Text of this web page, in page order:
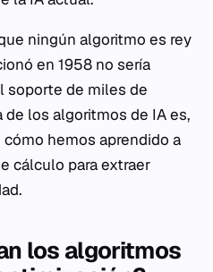
ningún algoritmo es rey
en 1958 no sería
soporte de miles de
de los algoritmos de IA es,
hemos aprendido a
cálculo para extraer
los algoritmos